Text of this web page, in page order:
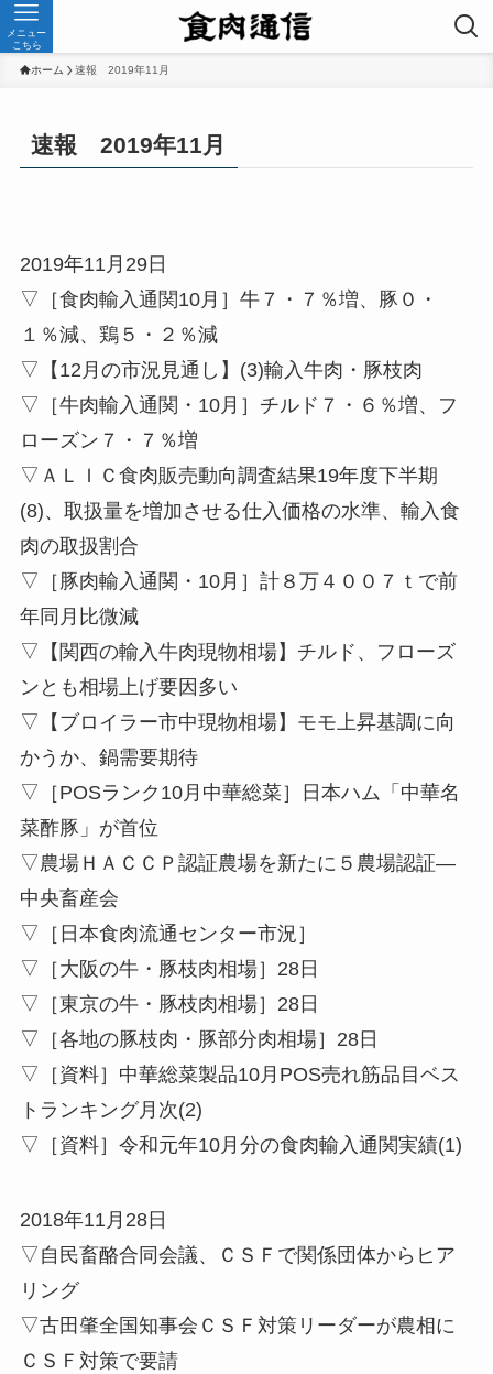
メニュー
こちら
ホーム 速報 2019年11月
速報 2019年11月
2019年11月29日
▽［食肉輸入通関10月］牛７・７％増、豚０・
１％減、鶏５・２％減
▽【12月の市況見通し】(3)輸入牛肉・豚枝肉
▽［牛肉輸入通関・10月］チルド７・６％増、フ
ローズン７・７％増
▽ＡＬＩＣ食肉販売動向調査結果19年度下半期
(8)、取扱量を増加させる仕入価格の水準、輸入食
肉の取扱割合
▽［豚肉輸入通関・10月］計８万４００７ｔで前
年同月比微減
▽【関西の輸入牛肉現物相場】チルド、フローズ
ンとも相場上げ要因多い
▽【ブロイラー市中現物相場】モモ上昇基調に向
かうか、鍋需要期待
▽［POSランク10月中華総菜］日本ハム「中華名
菜酢豚」が首位
▽農場ＨＡＣＣＰ認証農場を新たに５農場認証—
中央畜産会
▽［日本食肉流通センター市況］
▽［大阪の牛・豚枝肉相場］28日
▽［東京の牛・豚枝肉相場］28日
▽［各地の豚枝肉・豚部分肉相場］28日
▽［資料］中華総菜製品10月POS売れ筋品目ベス
トランキング月次(2)
▽［資料］令和元年10月分の食肉輸入通関実績(1)
2018年11月28日
▽自民畜酪合同会議、ＣＳＦで関係団体からヒア
リング
▽古田肇全国知事会ＣＳＦ対策リーダーが農相に
ＣＳＦ対策で要請